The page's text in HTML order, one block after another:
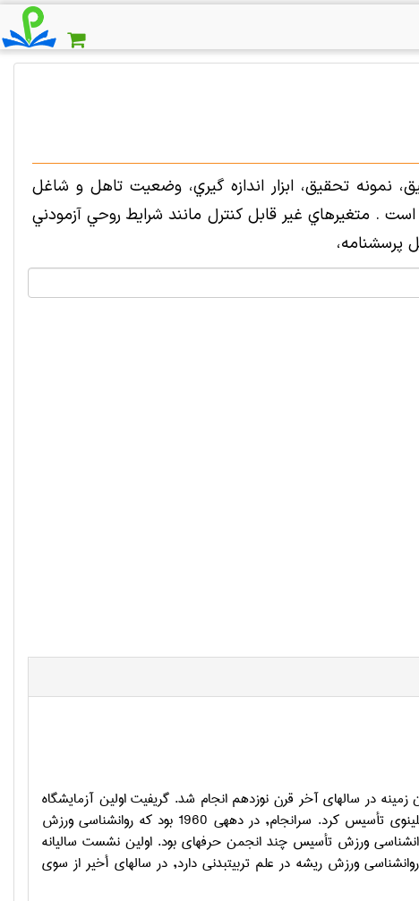
نمونه تحقيق، ابزار اندازه گيري، وضعيت تاهل و شاغل
. متغيرهاي غير قابل كنترل مانند شرايط روحي آزمودني
پرسشنامه،
پيدايش علم روانشناسي ورزشي به قرن بيستم باز مي گردد اما اولين مطالعات در اين زمينه در سال‎هاي آخر قرن نوزدهم انجام شد. گريفيت اولين آزمايشگاه
روانشناسي ورزش را, به نام آزمايشگاه پژوهش ورزشي در سال 1925 در دانشگاه ايلينوي تأسيس كرد. سرانجام, در دهه‎ي 1960 بود كه روانشناسي ورزش
گام‎هاي بزرگي را برداشت و زمينه علمي كنوني را فراهم آورد. عنصر نهايي در رشد روانشناسي ورزش تأسيس چند انجمن حرفه‎اي بود. اولين نشست ساليانه
انجمن امريكايي روانشناسي ورزش و فعاليت بدني در سال 1967 برگزار شد. شاخه روانشناسي ورزش ريشه در علم تربيت‎بدني دارد, در سال‎هاي أخير از سوي